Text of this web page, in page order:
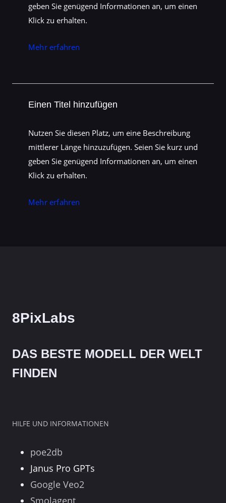
geben Sie genügend Informationen an, um einen
Klick zu erhalten.
Mehr erfahren
Einen Titel hinzufügen
Nutzen Sie diesen Platz, um eine Beschreibung
mittlerer Länge hinzuzufügen. Seien Sie kurz und
geben Sie genügend Informationen an, um einen
Klick zu erhalten.
Mehr erfahren
8PixLabs
DAS BESTE MODELL DER WELT
FINDEN
HILFE UND INFORMATIONEN
poe2db
Janus Pro GPTs
Google Veo2